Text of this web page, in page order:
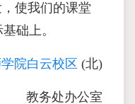
使我们的课堂
础上。
院白云校区 (北)
教务处办公室